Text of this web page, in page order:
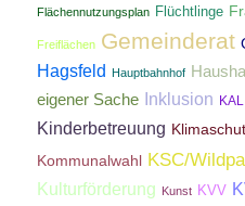
Flächennutzungsplan Flüchtlinge
Freiflächen Gemeinderat
Hagsfeld Hauptbahnhof
eigener Sache Inklusion KAL
Kinderbetreuung
Kommunalwahl KSC/
Kulturförderung Kunst KVV